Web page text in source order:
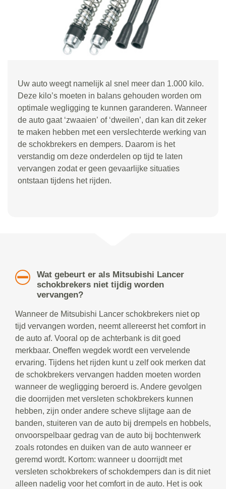
Uw auto weegt namelijk al snel meer dan 1.000 kilo.
Deze kilo’s moeten in balans gehouden worden om
optimale wegligging te kunnen garanderen. Wanneer
de auto gaat ‘zwaaien’ of ‘dweilen’, dan kan dit zeker
te maken hebben met een verslechterde werking van
de schokbrekers en dempers. Daarom is het
verstandig om deze onderdelen op tijd te laten
vervangen zodat er geen gevaarlijke situaties
ontstaan tijdens het rijden.
Wat gebeurt er als Mitsubishi Lancer
schokbrekers niet tijdig worden
vervangen?
Wanneer de Mitsubishi Lancer schokbrekers niet op
tijd vervangen worden, neemt allereerst het comfort in
de auto af. Vooral op de achterbank is dit goed
merkbaar. Oneffen wegdek wordt een vervelende
ervaring. Tijdens het rijden kunt u zelf ook merken dat
de schokbrekers vervangen hadden moeten worden
wanneer de wegligging beroerd is. Andere gevolgen
die doorrijden met versleten schokbrekers kunnen
hebben, zijn onder andere scheve slijtage aan de
banden, stuiteren van de auto bij drempels en hobbels,
onvoorspelbaar gedrag van de auto bij bochtenwerk
zoals rotondes en duiken van de auto wanneer er
geremd wordt. Kortom: wanneer u doorrijdt met
versleten schokbrekers of schokdempers dan is dit niet
alleen nadelig voor het comfort in de auto. Het is ook